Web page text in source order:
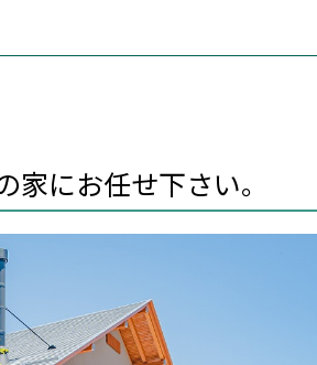
にお任せ下さい。